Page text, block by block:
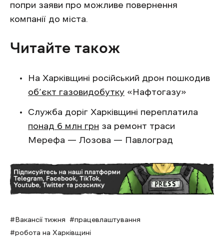
попри заяви про можливе повернення
компанії до міста.
Читайте також
На Харківщині російський дрон пошкодив
об’єкт газовидобутку «Нафтогазу»
Служба доріг Харківщині переплатила
понад 6 млн грн за ремонт траси
Мерефа — Лозова — Павлоград
Вакансії тижня
працевлаштування
робота на Харківщині